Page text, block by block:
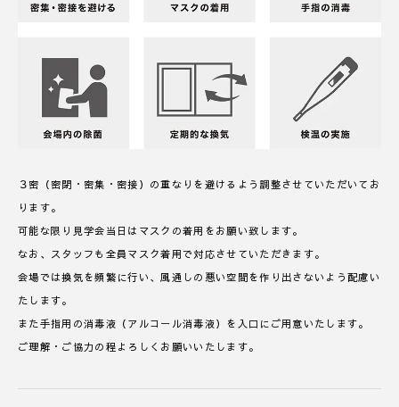
３密（密閉・密集・密接）の重なりを避けるよう調整させていただいてお
ります。
可能な限り見学会当日はマスクの着用をお願い致します。
なお、スタッフも全員マスク着用で対応させていただきます。
会場では換気を頻繁に行い、風通しの悪い空間を作り出さないよう配慮い
たします。
また手指用の消毒液（アルコール消毒液）を入口にご用意いたします。
ご理解・ご協力の程よろしくお願いいたします。